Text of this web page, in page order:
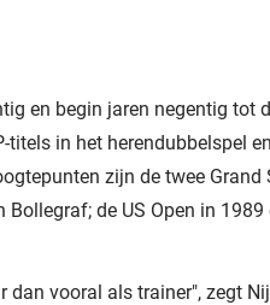
en begin jaren negentig tot
titels in het herendubbelspel
zijn de twee Grand
de US Open in 1989
dan vooral als trainer", zegt